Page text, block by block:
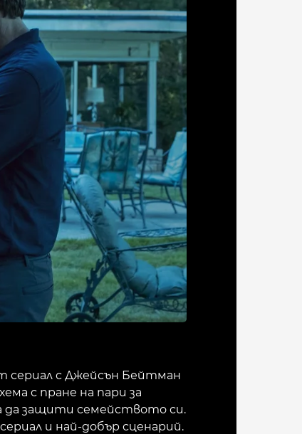
сериал с Джейсън Бейтман
с пране на пари за
да защити семейството си.
и най-добър сценарий.